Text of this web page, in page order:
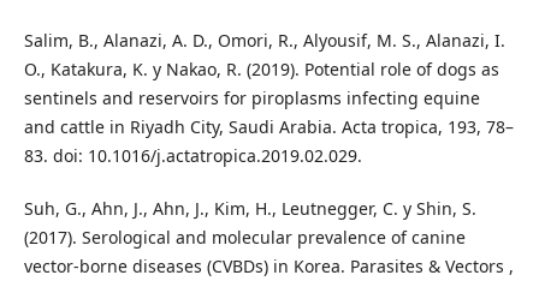
Salim, B., Alanazi, A. D., Omori, R., Alyousif, M. S., Alanazi, I.
O., Katakura, K. y Nakao, R. (2019). Potential role of dogs as
sentinels and reservoirs for piroplasms infecting equine
and cattle in Riyadh City, Saudi Arabia. Acta tropica, 193, 78–
83. doi: 10.1016/j.actatropica.2019.02.029.
Suh, G., Ahn, J., Ahn, J., Kim, H., Leutnegger, C. y Shin, S.
(2017). Serological and molecular prevalence of canine
vector-borne diseases (CVBDs) in Korea. Parasites & Vectors ,